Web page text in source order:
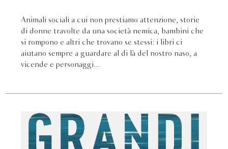
Animali sociali a cui non prestiamo attenzione, storie
di donne travolte da una società nemica, bambini che
si rompono e altri che trovano se stessi: i libri ci
aiutano sempre a guardare al di là del nostro naso, a
vicende e personaggi...